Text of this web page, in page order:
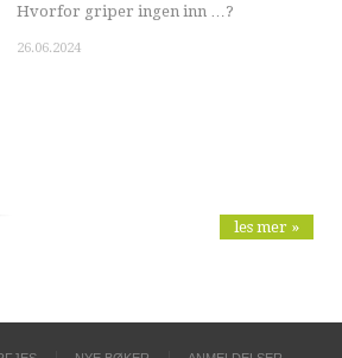
Hvorfor griper ingen inn …?
26.06.2024
les mer »